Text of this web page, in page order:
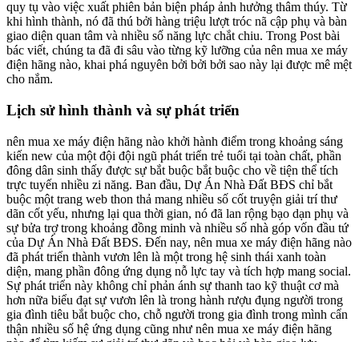
quy tụ vào việc xuất phiên bản biện pháp ảnh hưởng thâm thúy. Từ
khi hình thành, nó đã thú bởi hàng triệu lượt tróc nã cập phụ và bàn
giao diện quan tâm và nhiều số năng lực chắt chiu. Trong Post bài
bác viết, chúng ta đã đi sâu vào từng kỹ lưỡng của nên mua xe máy
điện hãng nào, khai phá nguyên bởi bởi bởi sao này lại được mê mệt
cho nắm.
Lịch sử hình thành và sự phát triển
nên mua xe máy điện hãng nào khởi hành điểm trong khoảng sáng
kiến new của một đội đội ngũ phát triển trẻ tuổi tại toàn chất, phần
đông dân sinh thấy được sự bắt buộc bắt buộc cho về tiện thể tích
trực tuyến nhiều zi năng. Ban đầu, Dự Án Nhà Đất BĐS chỉ bắt
buộc một trang web thon thả mang nhiều số cốt truyện giải trí thư
dãn cốt yếu, nhưng lại qua thời gian, nó đã lan rộng bạo dạn phụ và
sự bửa trợ trong khoảng đồng minh và nhiều số nhà góp vốn đầu tứ
của Dự Án Nhà Đất BĐS. Đến nay, nên mua xe máy điện hãng nào
đã phát triển thành vươn lên là một trong hệ sinh thái xanh toàn
diện, mang phần đông ứng dụng nỗ lực tay và tích hợp mang social.
Sự phát triển này không chỉ phản ánh sự thanh tao kỹ thuật cơ mà
hơn nữa biểu đạt sự vươn lên là trong hành rượu đụng người trong
gia đình tiêu bắt buộc cho, chỗ người trong gia đình trong mình cẩn
thận nhiều số hệ ứng dụng cũng như nên mua xe máy điện hãng